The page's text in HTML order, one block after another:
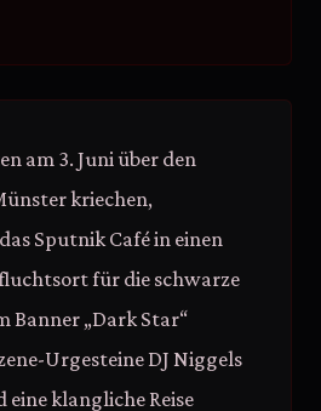
am 3. Juni über den
kriechen,
Sputnik Café in einen
für die schwarze
Banner „Dark Star“
Urgesteine DJ Niggels
eine klangliche Reise